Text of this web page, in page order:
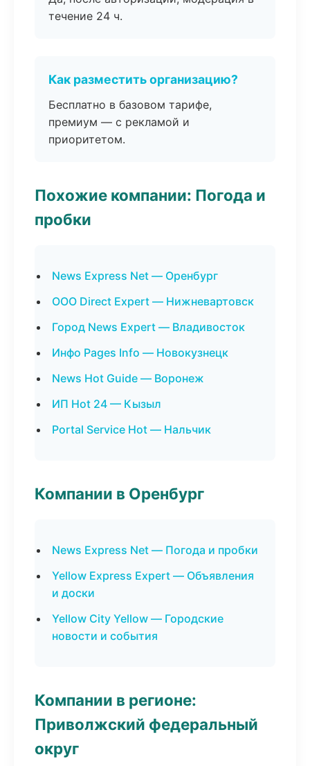
течение 24 ч.
Как разместить организацию?
Бесплатно в базовом тарифе,
премиум — с рекламой и
приоритетом.
Похожие компании: Погода и
пробки
News Express Net — Оренбург
ООО Direct Expert — Нижневартовск
Город News Expert — Владивосток
Инфо Pages Info — Новокузнецк
News Hot Guide — Воронеж
ИП Hot 24 — Кызыл
Portal Service Hot — Нальчик
Компании в Оренбург
News Express Net — Погода и пробки
Yellow Express Expert — Объявления
и доски
Yellow City Yellow — Городские
новости и события
Компании в регионе:
Приволжский федеральный
округ